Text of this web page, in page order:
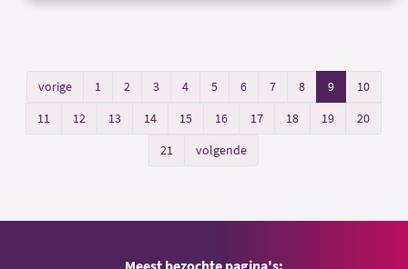
vorige 1 2 3 4 5 6 7 8 9
10
11
12 13 14 15 16 17 18 19
20
21
volgende